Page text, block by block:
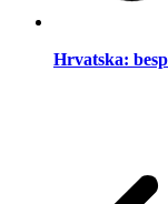
Hrvatska: